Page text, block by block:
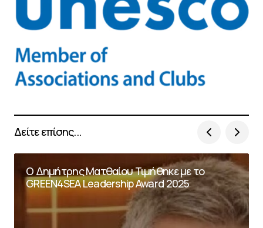
Δείτε επίσης...
Ο Δημήτρης Ματθαίου Τιμήθηκε με το
GREEN4SEA Leadership Award 2025